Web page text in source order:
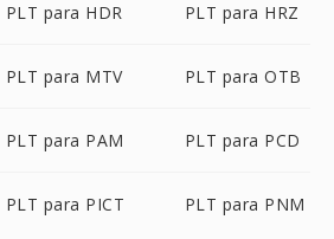
PLT para HDR PLT para HRZ
PLT para MTV PLT para OTB
PLT para PAM PLT para PCD
PLT para PICT PLT para PNM